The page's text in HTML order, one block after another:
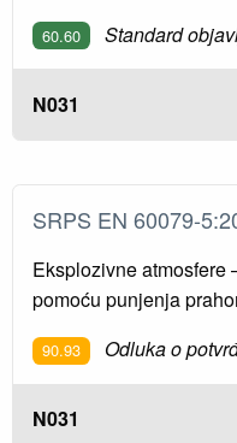
60.60 Standard
N031
SRPS EN 60079-
Eksplozivne
pomoću punjenja
90.93 Odluka o
N031